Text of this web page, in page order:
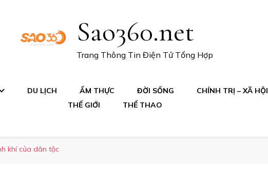
Sao360.net
Trang Thông Tin Điện Tử Tổng Hợp
DU LỊCH ẨM THỰC ĐỜI SỐNG CHÍNH TRỊ – XÃ HỘI
THẾ GIỚI
THỂ THAO
khí của dân tộc